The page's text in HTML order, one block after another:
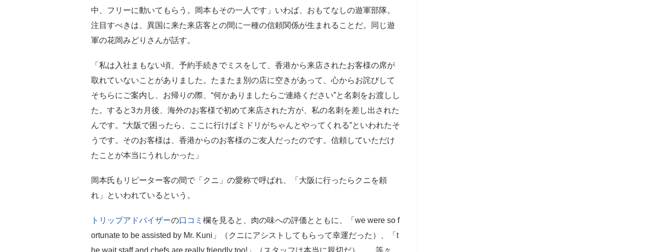
中、フリーに動いてもらう。岡本もその一人です」いわば、おもてなしの遊軍部隊。
注目すべきは、異国に来た来店客との間に一種の信頼関係が生まれることだ。同じ遊
軍の花岡みどりさんが話す。
「私は入社まもない頃、予約手続きでミスをして、香港から来店されたお客様の席が
取れていないことがありました。たまたま別の店に空きがあって、心からお詫びして
そちらにご案内し、お帰りの際、“何かありましたらご連絡ください”と名刺をお渡しし
た。すると3カ月後、海外のお客様で初めて来店された方が、私の名刺を差し出された
んです。“大阪で困ったら、ここに行けばミドリがちゃんとやってくれる”といわれたそ
うです。そのお客様は、香港からのお客様のご友人だったのです。信頼していただけ
たことが本当にうれしかった」
岡本氏もリピーター客の間で「クニ」の愛称で呼ばれ、「大阪に行ったらクニを頼
れ」といわれているという。
トリップアドバイザーの口コミ 欄を見ると、肉の味への評価とともに、「we were so f
ortunate to be assisted by Mr. Kuni」（クニにアシストしてもらって幸運だった）、「t
he wait staff and chefs are really friendly too!」（スタッフは本当に親切だ）……等々、